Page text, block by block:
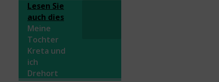
Lesen Sie
auch dies
Meine
Tochter
Kreta und
ich
Drehort